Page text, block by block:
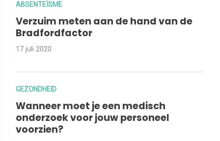
ABSENTEÏSME
Verzuim meten aan de hand van de
Bradfordfactor
17 juli 2020
GEZONDHEID
Wanneer moet je een medisch
onderzoek voor jouw personeel
voorzien?